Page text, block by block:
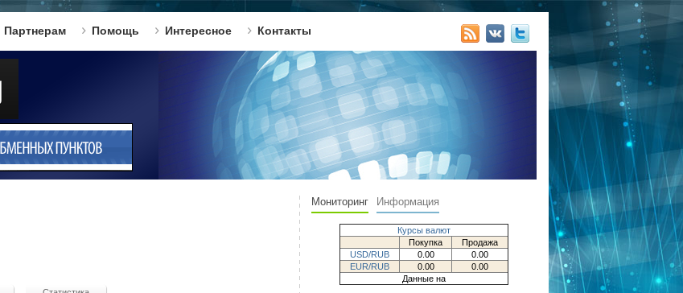
Партнерам Помощь Интересное Контакты
Мониторинг Информация
Курсы валют
Покупка
Продажа
USD/RUB
0.00
0.00
EUR/RUB
0.00
0.00
Данные на